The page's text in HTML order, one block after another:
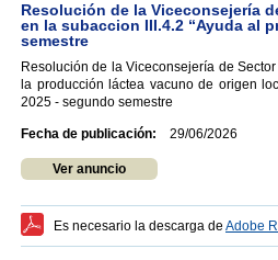
Resolución de la Viceconsejería
en la subaccion III.4.2 “Ayuda al
semestre
Resolución de la Viceconsejería de
la producción láctea vacuno de origen
2025 - segundo semestre
Fecha de publicación: 29/06/2026
Ver anuncio
Es necesario la descarga de Adobe